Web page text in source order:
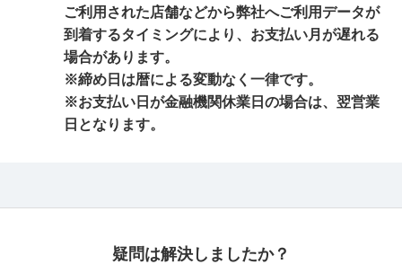
ご利用された店舗などから弊社へご利用データが
到着するタイミングにより、お支払い月が遅れる
場合があります。
※締め日は暦による変動なく一律です。
※お支払い日が金融機関休業日の場合は、翌営業
日となります。
疑問は解決しましたか？